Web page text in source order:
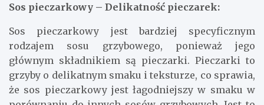
Sos pieczarkowy – Delikatność pieczarek:
Sos pieczarkowy jest bardziej specyficznym
rodzajem sosu grzybowego, ponieważ jego
głównym składnikiem są pieczarki. Pieczarki to
grzyby o delikatnym smaku i teksturze, co sprawia,
że sos pieczarkowy jest łagodniejszy w smaku w